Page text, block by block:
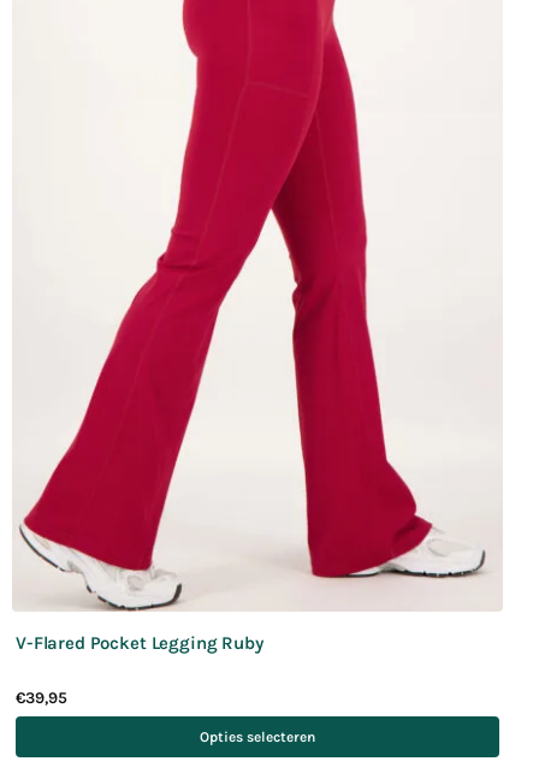
V-Flared Pocket Legging Ruby
€39,95
Opties selecteren